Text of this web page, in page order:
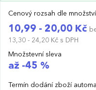
Cenový rozsah dle množství
10,99 - 20,00 Kč
13,30 - 24,20 Kč s DPH
Množstevní sleva
až -45 %
Termín dodání zboží